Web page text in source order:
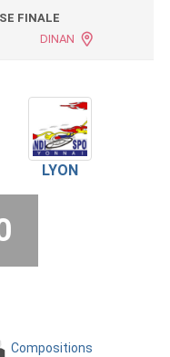
FINALE
DINAN
LYON
Compositions